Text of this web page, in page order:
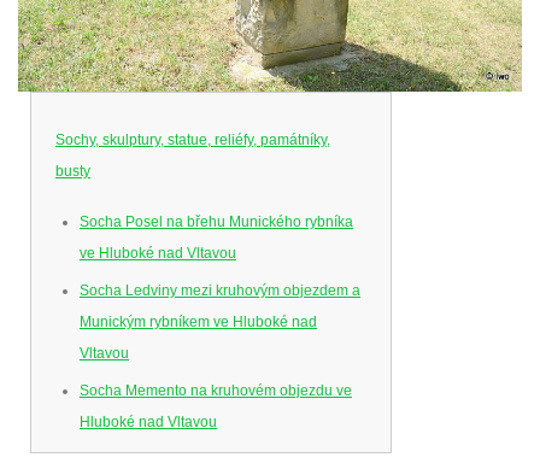
Sochy, skulptury, statue, reliéfy, památníky,
busty
Socha Posel na břehu Munického rybníka
ve Hluboké nad Vltavou
Socha Ledviny mezi kruhovým objezdem a
Munickým rybníkem ve Hluboké nad
Vltavou
Socha Memento na kruhovém objezdu ve
Hluboké nad Vltavou
Socha Chalikotérium v ZOO Hluboká